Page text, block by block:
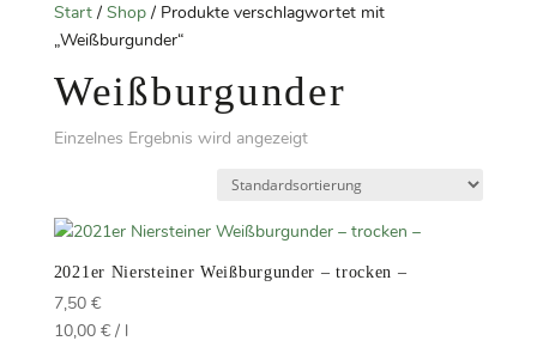
Start/ Shop/ Produkte verschlagwortet mit
„Weißburgunder“
Weißburgunder
Einzelnes Ergebnis wird angezeigt
2021er Niersteiner Weißburgunder – trocken –
7,50 €
10,00 €/ l